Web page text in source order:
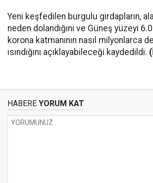
Yeni keşfedilen burgulu girdapların,
neden dolandığını ve Güneş yüzeyi
korona katmanının nasıl milyonlarca
ısındığını açıklayabileceği kaydedildi.
HABERE YORUM KAT